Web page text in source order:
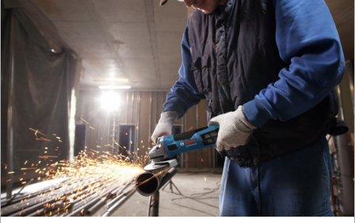
230mm
300mm
szlifierki
mimośrod.
szlifierki
oscylacyjne